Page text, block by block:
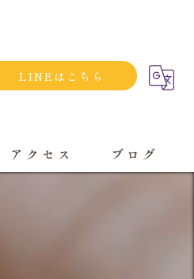
LINEはこちら
アクセス ブログ